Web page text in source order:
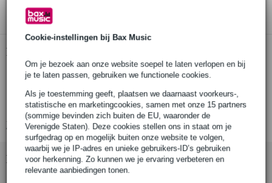
Cookie-instellingen bij Bax Music
Om je bezoek aan onze website soepel te laten verlopen en bij
je te laten passen, gebruiken we functionele cookies.
Als je toestemming geeft, plaatsen we daarnaast voorkeurs-,
statistische en marketingcookies, samen met onze 15 partners
(sommige bevinden zich buiten de EU, waaronder de
Verenigde Staten). Deze cookies stellen ons in staat om je
surfgedrag op en mogelijk buiten onze website te volgen,
waarbij we je IP-adres en unieke gebruikers-ID’s gebruiken
voor herkenning. Zo kunnen we je ervaring verbeteren en
relevante aanbiedingen tonen.
Productinformatie
Gravity gitaarstandaard met sfeerverlichting
kleur en helderheid continu aanpasbaar
extra spotlight aan de voorkant
Bekijk alle productspecificaties
Bekijk ook eens (1)